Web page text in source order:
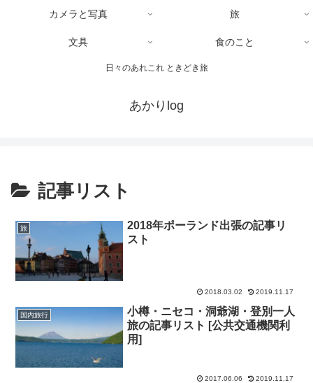
日々のあれこれ ときどき旅
あかりlog
カメラと写真 旅
文具 食のこと
記事リスト
旅
2018年ポーランド出張の記事リ
スト
2018.03.02 2019.11.17
国内旅行
小樽・ニセコ・洞爺湖・登別一人
旅の記事リスト [公共交通機関利
用]
2017.06.06 2019.11.17